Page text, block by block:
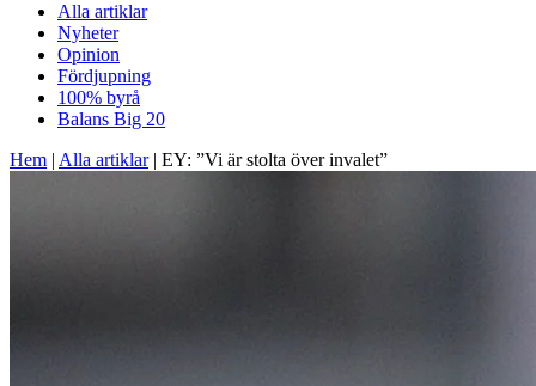
Alla artiklar
Nyheter
Opinion
Fördjupning
100% byrå
Balans Big 20
Hem | Alla artiklar| EY: ”Vi är stolta över invalet”